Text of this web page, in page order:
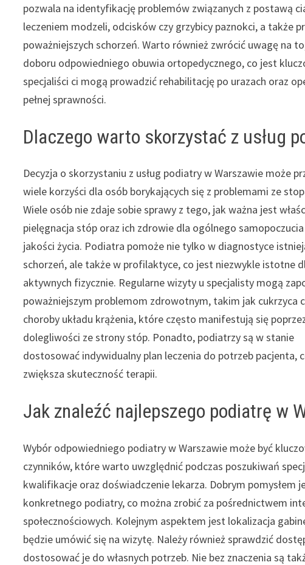
pozwala na identyfikację problemów związanych z postawą
leczeniem modzeli, odcisków czy grzybicy paznokci, a także
poważniejszych schorzeń. Warto również zwrócić uwagę na
doboru odpowiedniego obuwia ortopedycznego, co jest
specjaliści ci mogą prowadzić rehabilitację po urazach oraz
pełnej sprawności.
Dlaczego warto skorzystać z usług
Decyzja o skorzystaniu z usług podiatry w Warszawie może
wiele korzyści dla osób borykających się z problemami ze
Wiele osób nie zdaje sobie sprawy z tego, jak ważna jest
pielęgnacja stóp oraz ich zdrowie dla ogólnego
jakości życia. Podiatra pomoże nie tylko w diagnostyce
schorzeń, ale także w profilaktyce, co jest niezwykle istotne
aktywnych fizycznie. Regularne wizyty u specjalisty mogą
poważniejszym problemom zdrowotnym, takim jak cukrzyca
choroby układu krążenia, które często manifestują się
dolegliwości ze strony stóp. Ponadto, podiatrzy są w stanie
dostosować indywidualny plan leczenia do potrzeb pacjenta,
zwiększa skuteczność terapii.
Jak znaleźć najlepszego podiatrę w
Wybór odpowiedniego podiatry w Warszawie może być
czynników, które warto uwzględnić podczas poszukiwań
kwalifikacje oraz doświadczenie lekarza. Dobrym
konkretnego podiatry, co można zrobić za pośrednictwem
społecznościowych. Kolejnym aspektem jest lokalizacja
będzie umówić się na wizytę. Należy również sprawdzić
dostosować je do własnych potrzeb. Nie bez znaczenia są